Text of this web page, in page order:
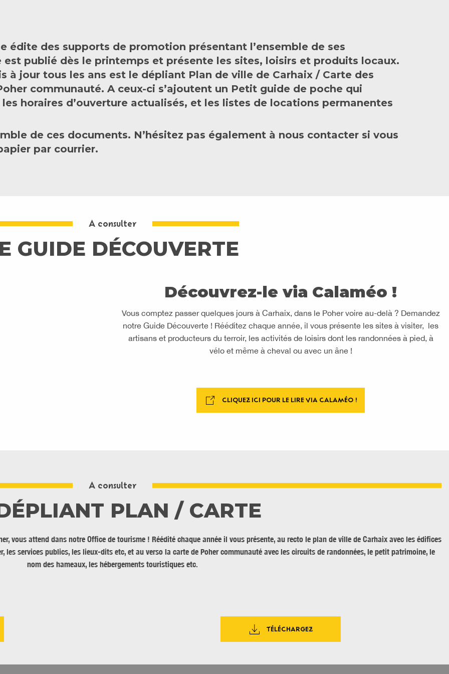
édite des supports de promotion présentant l’ensemble de ses
publié dès le printemps et présente les sites, loisirs et produits locaux.
à jour tous les ans est le dépliant Plan de ville de Carhaix / Carte des
communauté. A ceux-ci s’ajoutent un Petit guide de poche qui
horaires d’ouverture actualisés, et les listes de locations permanentes
de ces documents. N’hésitez pas également à nous contacter si vous
par courrier.
A consulter
GUIDE DÉCOUVERTE
Découvrez-le via Calaméo !
Vous comptez passer quelques jours à Carhaix, dans le Poher voire au-delà ? Demandez
notre Guide Découverte ! Rééditez chaque année, il vous présente les sites à visiter, les
artisans et producteurs du terroir, les activités de loisirs dont les randonnées à pied, à
vélo et même à cheval ou avec un âne !
CLIQUEZ ICI POUR LE LIRE VIA CALAMÉO !
A consulter
PLAN / CARTE
vous attend dans notre Office de tourisme ! Réédité chaque année il vous présente, au recto le plan de ville de Carhaix avec les édifices
les services publics, les lieux-dits etc, et au verso la carte de Poher communauté avec les circuits de randonnées, le petit patrimoine, le
nom des hameaux, les hébergements touristiques etc.
TÉLÉCHARGEZ